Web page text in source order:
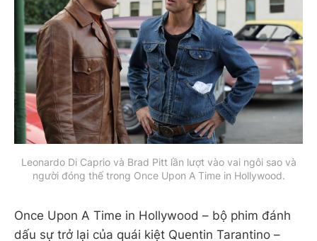
Leonardo Di Caprio và Brad Pitt lần lượt vào vai ngôi sao và
người đóng thế trong Once Upon A Time in Hollywood.
Once Upon A Time in Hollywood – bộ phim đánh
dấu sự trở lại của quái kiệt Quentin Tarantino –